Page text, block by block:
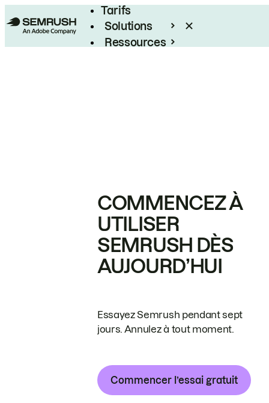
Tarifs
Solutions
Ressources
COMMENCEZ À
UTILISER
SEMRUSH DÈS
AUJOURD’HUI
Essayez Semrush pendant sept
jours. Annulez à tout moment.
Commencer l’essai gratuit